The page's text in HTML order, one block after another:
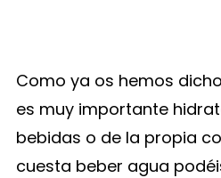
Como ya os hemos
es muy importante
bebidas o de la propia
cuesta beber agua